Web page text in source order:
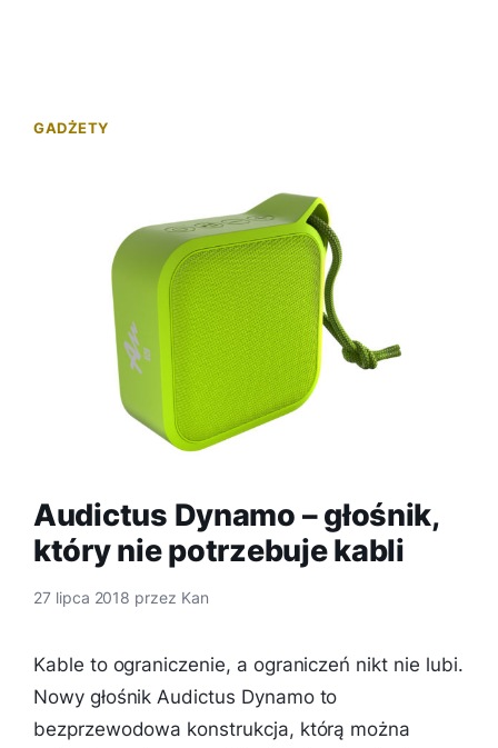
GADŻETY
Audictus Dynamo – głośnik,
który nie potrzebuje kabli
27 lipca 2018 przez Kan
Kable to ograniczenie, a ograniczeń nikt nie lubi.
Nowy głośnik Audictus Dynamo to
bezprzewodowa konstrukcja, którą można